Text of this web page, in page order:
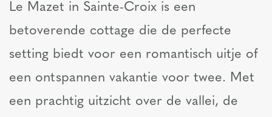
Le Mazet in Sainte-Croix is een
betoverende cottage die de perfecte
setting biedt voor een romantisch uitje of
een ontspannen vakantie voor twee. Met
een prachtig uitzicht over de vallei, de